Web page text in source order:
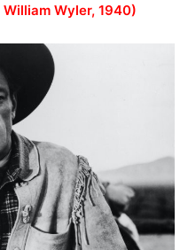
William Wyler, 1940)